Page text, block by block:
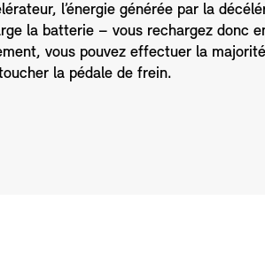
l’énergie générée par la
la batterie – vous rechargez donc
vous pouvez effectuer la
la pédale de frein.